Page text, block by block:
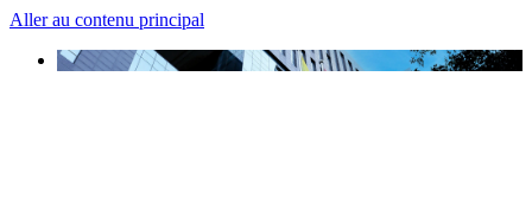
Aller au contenu principal